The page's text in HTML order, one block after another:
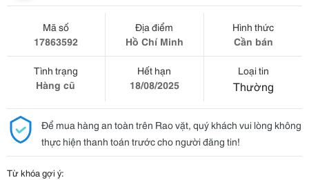
Mã số
17863592
Địa điểm
Hồ Chí Minh
Hình thức
Cần bán
Tình trạng
Hàng cũ
Hết hạn
18/08/2025
Loại tin
Thường
Để mua hàng an toàn trên Rao vặt, quý khách vui lòng không
thực hiện thanh toán trước cho người đăng tin!
Từ khóa gợi ý: